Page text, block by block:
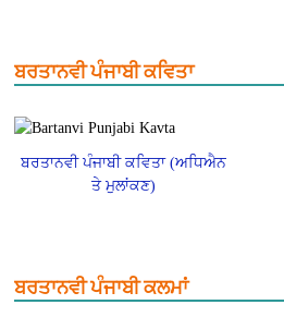
ਬਰਤਾਨਵੀ ਪੰਜਾਬੀ ਕਵਿਤਾ
ਬਰਤਾਨਵੀ ਪੰਜਾਬੀ ਕਵਿਤਾ (ਅਧਿਐਨ
ਤੇ ਮੁਲਾਂਕਣ)
ਬਰਤਾਨਵੀ ਪੰਜਾਬੀ ਕਲਮਾਂ